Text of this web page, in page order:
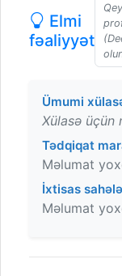
Elmi
fəaliyyət
Ümumi
Xülasə
Tədqiqat
Məlumat
İxtisas
Məlumat